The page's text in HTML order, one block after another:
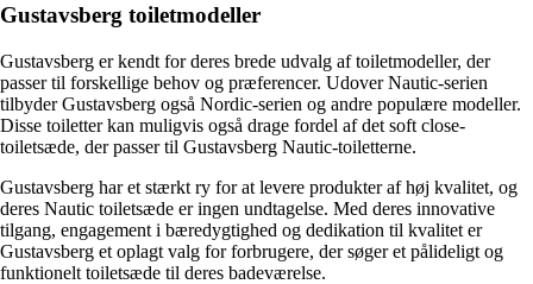
Gustavsberg toiletmodeller
Gustavsberg er kendt for deres brede udvalg af toiletmodeller, der
passer til forskellige behov og præferencer. Udover Nautic-serien
tilbyder Gustavsberg også Nordic-serien og andre populære modeller.
Disse toiletter kan muligvis også drage fordel af det soft close-
toiletsæde, der passer til Gustavsberg Nautic-toiletterne.
Gustavsberg har et stærkt ry for at levere produkter af høj kvalitet, og
deres Nautic toiletsæde er ingen undtagelse. Med deres innovative
tilgang, engagement i bæredygtighed og dedikation til kvalitet er
Gustavsberg et oplagt valg for forbrugere, der søger et pålideligt og
funktionelt toiletsæde til deres badeværelse.